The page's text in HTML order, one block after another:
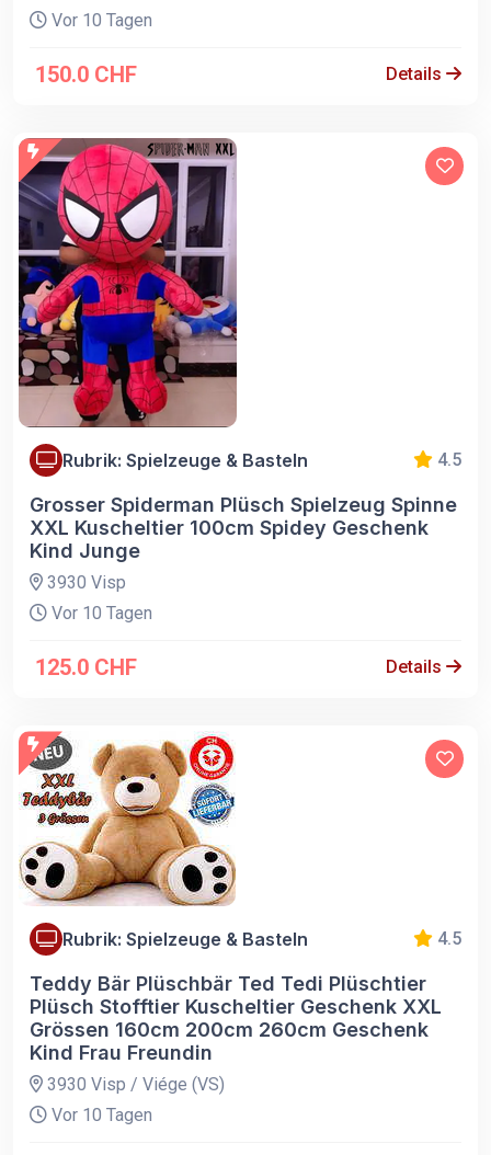
Vor 10 Tagen
150.0 CHF Details
Rubrik: Spielzeuge & Basteln 4.5
Grosser Spiderman Plüsch Spielzeug Spinne
XXL Kuscheltier 100cm Spidey Geschenk
Kind Junge
3930 Visp
Vor 10 Tagen
125.0 CHF Details
Rubrik: Spielzeuge & Basteln 4.5
Teddy Bär Plüschbär Ted Tedi Plüschtier
Plüsch Stofftier Kuscheltier Geschenk XXL
Grössen 160cm 200cm 260cm Geschenk
Kind Frau Freundin
3930 Visp / Viége (VS)
Vor 10 Tagen